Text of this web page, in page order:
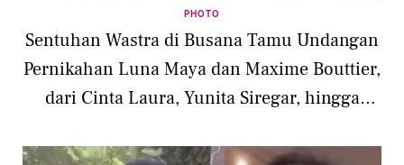
PHOTO
Sentuhan Wastra di Busana Tamu Undangan
Pernikahan Luna Maya dan Maxime Bouttier,
dari Cinta Laura, Yunita Siregar, hingga